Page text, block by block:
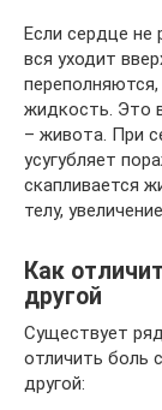
Если сердце
вся уходит
переполняются,
жидкость. Это
– живота. При
усугубляет
скапливается
телу,
Как
другой
Существует
отличить боль
другой: